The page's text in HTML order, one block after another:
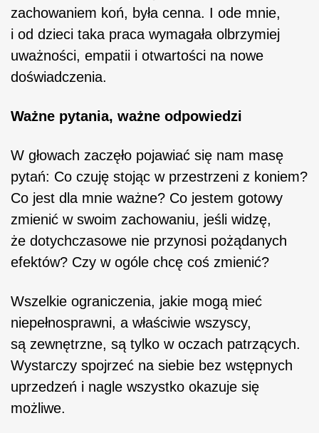
zachowaniem koń, była cenna. I ode mnie,
i od dzieci taka praca wymagała olbrzymiej
uważności, empatii i otwartości na nowe
doświadczenia.
Ważne pytania, ważne odpowiedzi
W głowach zaczęło pojawiać się nam masę
pytań: Co czuję stojąc w przestrzeni z koniem?
Co jest dla mnie ważne? Co jestem gotowy
zmienić w swoim zachowaniu, jeśli widzę,
że dotychczasowe nie przynosi pożądanych
efektów? Czy w ogóle chcę coś zmienić?
Wszelkie ograniczenia, jakie mogą mieć
niepełnosprawni, a właściwie wszyscy,
są zewnętrzne, są tylko w oczach patrzących.
Wystarczy spojrzeć na siebie bez wstępnych
uprzedzeń i nagle wszystko okazuje się
możliwe.